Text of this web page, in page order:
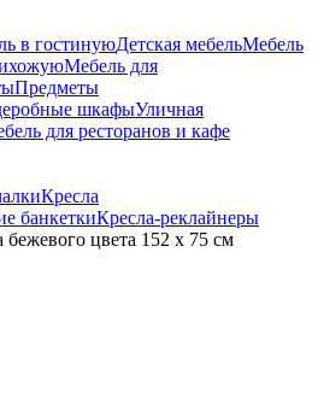
в гостинуюДетская мебель
Мебель для
Предметы
шкафыУличная
Кресла
Кресла-реклайнеры